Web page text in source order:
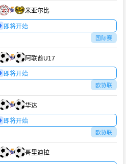
米亚尔比
即将开始
国际赛
阿联酋U17
即将开始
欧协联
华达
即将开始
欧协联
哥里迪拉